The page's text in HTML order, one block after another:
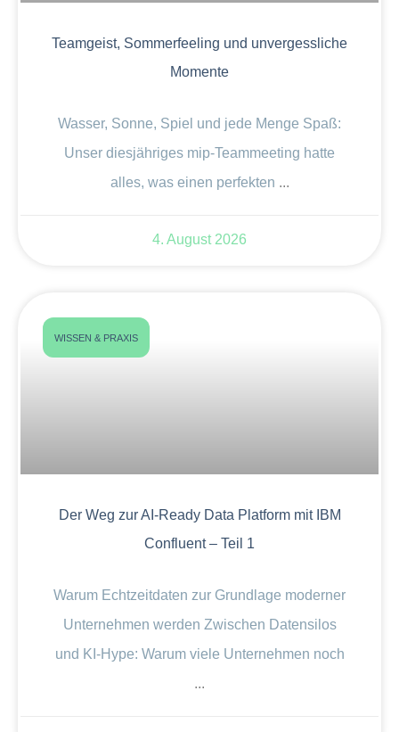
Teamgeist, Sommerfeeling und unvergessliche
Momente
Wasser, Sonne, Spiel und jede Menge Spaß:
Unser diesjähriges mip-Teammeeting hatte
alles, was einen perfekten
4. August 2026
WISSEN & PRAXIS
Der Weg zur AI-Ready Data Platform mit IBM
Confluent – Teil 1
Warum Echtzeitdaten zur Grundlage moderner
Unternehmen werden Zwischen Datensilos
und KI-Hype: Warum viele Unternehmen noch